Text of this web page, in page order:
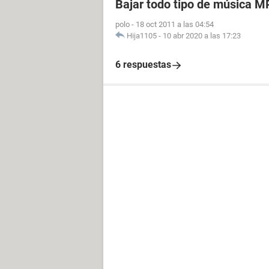
Bajar todo tipo de música
polo - 18 oct 2011 a las 04:54
Hija1105 - 10 abr 2020 a las 17:23
6 respuestas